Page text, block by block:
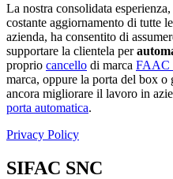
La nostra consolidata
costante aggiornamento di tutte
azienda, ha consentito di
supportare la clientela per
proprio cancello di marca FAAC
marca, oppure la porta del box
ancora migliorare il lavoro in
porta automatica.
Privacy Policy
SIFAC SNC